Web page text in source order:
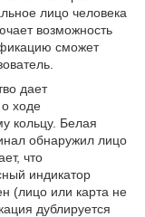
лицо человека
возможность
сможет
дает
ходе
кольцу. Белая
обнаружил лицо
что
индикатор
(лицо или карта не
дублируется